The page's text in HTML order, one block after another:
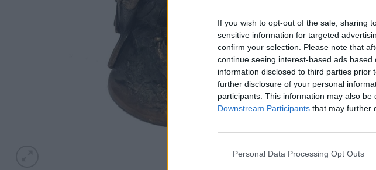
If you wish to opt-out of the sale, sharing
sensitive information for targeted
confirm your selection. Please note that
continue seeing interest-based ads
information disclosed to third parties
further disclosure of your personal
participants. This information may also
Downstream Participants that may further
Personal Data Processing Opt Outs
Eladó